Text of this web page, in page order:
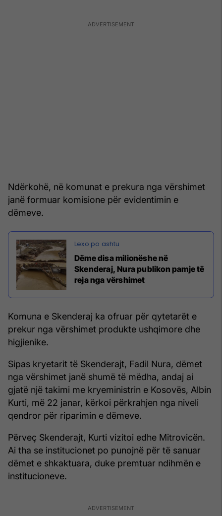
Ndërkohë, në komunat e prekura nga vërshimet
janë formuar komisione për evidentimin e
dëmeve.
Dëme disa milionëshe në
Skenderaj, Nura publikon pamje të
reja nga vërshimet
Komuna e Skenderaj ka ofruar për qytetarët e
prekur nga vërshimet produkte ushqimore dhe
higjienike.
Sipas kryetarit të Skenderajt, Fadil Nura, dëmet
nga vërshimet janë shumë të mëdha, andaj ai
gjatë një takimi me kryeministrin e Kosovës, Albin
Kurti, më 22 janar, kërkoi përkrahjen nga niveli
qendror për riparimin e dëmeve.
Përveç Skenderajt, Kurti vizitoi edhe Mitrovicën.
Ai tha se institucionet po punojnë për të sanuar
dëmet e shkaktuara, duke premtuar ndihmën e
institucioneve.